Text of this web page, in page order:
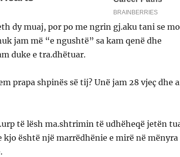
dy muaj, por po me ngrin gj.aku tani se
jam më “e ngushtë” sa kam qenë dhe
duke e tra.dhëtuar.
prapa shpinës së tij? Unë jam 28 vjeç dhe
të lësh ma.shtrimin të udhëheqë jetën
kjo është një marrëdhënie e mirë në mënyra